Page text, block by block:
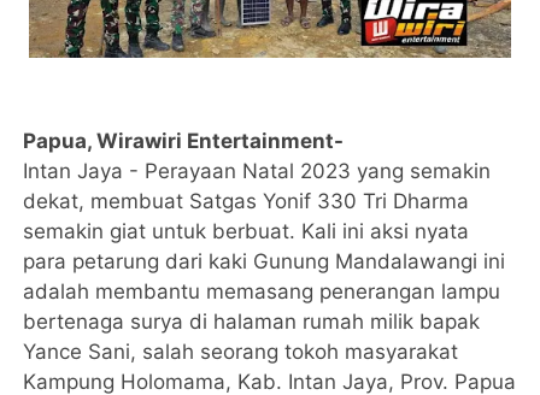
Papua, Wirawiri Entertainment-
Intan Jaya - Perayaan Natal 2023 yang semakin
dekat, membuat Satgas Yonif 330 Tri Dharma
semakin giat untuk berbuat. Kali ini aksi nyata
para petarung dari kaki Gunung Mandalawangi ini
adalah membantu memasang penerangan lampu
bertenaga surya di halaman rumah milik bapak
Yance Sani, salah seorang tokoh masyarakat
Kampung Holomama, Kab. Intan Jaya, Prov. Papua